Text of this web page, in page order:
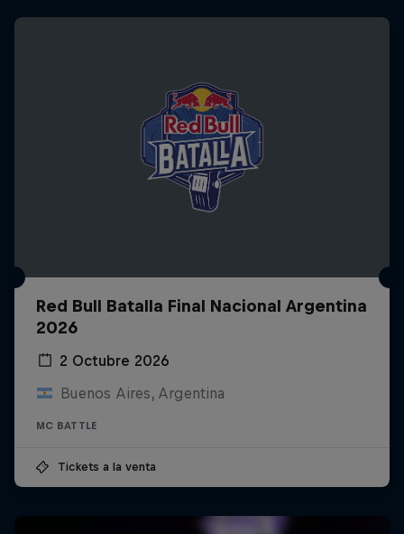
Red Bull Batalla Final Nacional Argentina
2026
2 Octubre 2026
Buenos Aires, Argentina
MC BATTLE
Tickets a la venta